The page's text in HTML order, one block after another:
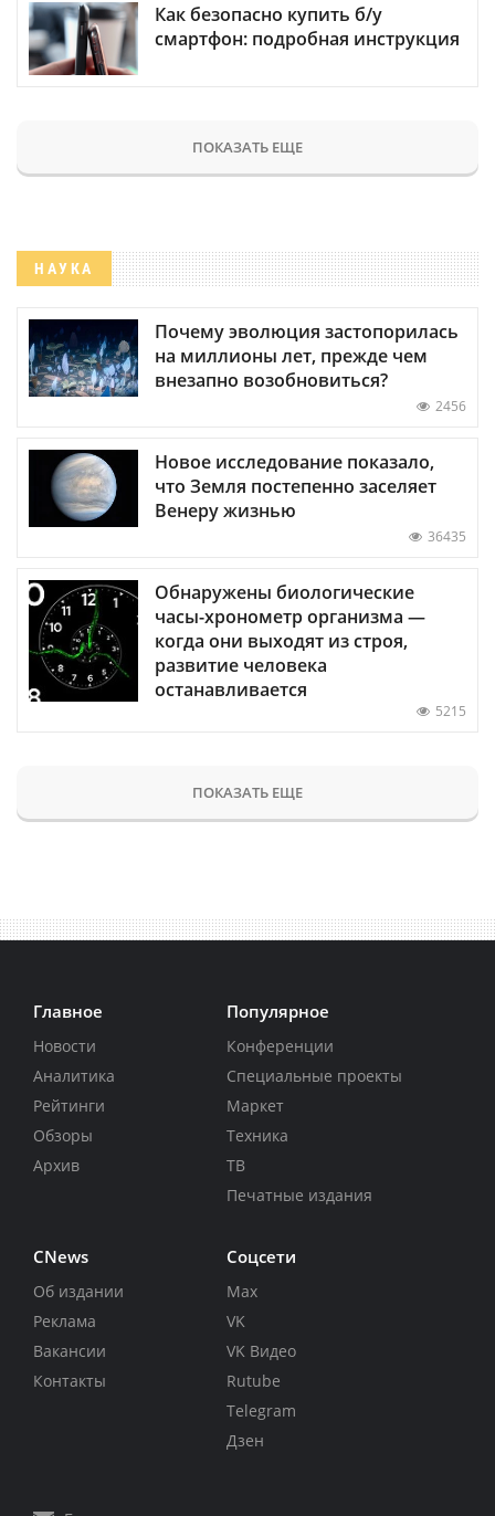
Как безопасно купить б/у
смартфон: подробная инструкция
ПОКАЗАТЬ ЕЩЕ
НАУКА
Почему эволюция застопорилась
на миллионы лет, прежде чем
внезапно возобновиться?
2456
Новое исследование показало,
что Земля постепенно заселяет
Венеру жизнью
36435
Обнаружены биологические
часы-хронометр организма —
когда они выходят из строя,
развитие человека
останавливается
5215
ПОКАЗАТЬ ЕЩЕ
Главное
Новости
Аналитика
Рейтинги
Обзоры
Архив
Популярное
Конференции
Специальные проекты
Маркет
Техника
ТВ
Печатные издания
CNews
Об издании
Реклама
Вакансии
Контакты
Соцсети
Max
VK
VK Видео
Rutube
Telegram
Дзен